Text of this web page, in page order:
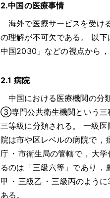
2.中国の医療事情
海外で医療サービスを受け
の理解が不可欠である 。
以下
中国2030」などの視点から ，
2.1 病院
中国における医療機関の分
③専門公共衛生機関という三
三等級に分類される。
一級医
院は市や区レベルの病院で ，
庁 ・ 市衛生局の管轄で ， 大
るのは「三級六等」であり
，
甲 ・ 三級乙 ・ 三級丙のよう
ある。